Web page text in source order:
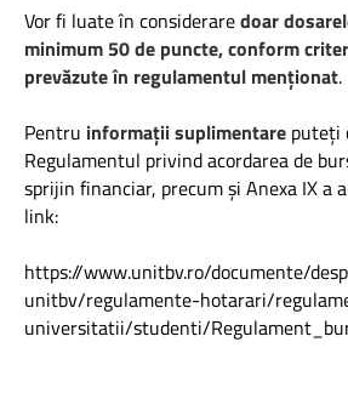
Vor fi luate în consideraredoar
minimum 50 de puncte, conform
prevăzute în regulamentul menționat.
Pentru informații suplimentare puteți
Regulamentul privind acordarea de
sprijin financiar, precum și Anexa IX a
link:
https://www.unitbv.ro/documente/
unitbv/regulamente-hotarari/
universitatii/studenti/